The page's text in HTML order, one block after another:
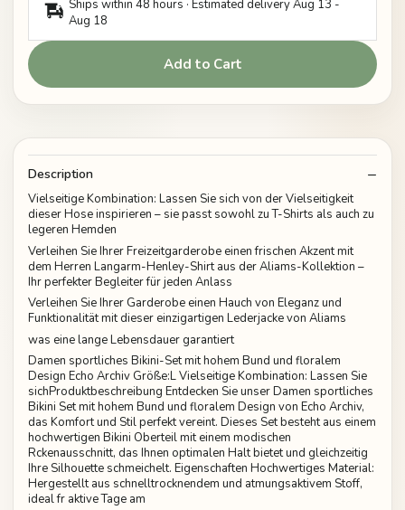
Ships within 48 hours · Estimated deliveryAug 13 -
Aug 18
Add to Cart
Description
Vielseitige Kombination: Lassen Sie sich von der Vielseitigkeit
dieser Hose inspirieren – sie passt sowohl zu T-Shirts als auch zu
legeren Hemden
Verleihen Sie Ihrer Freizeitgarderobe einen frischen Akzent mit
dem Herren Langarm-Henley-Shirt aus der Aliams-Kollektion –
Ihr perfekter Begleiter für jeden Anlass
Verleihen Sie Ihrer Garderobe einen Hauch von Eleganz und
Funktionalität mit dieser einzigartigen Lederjacke von Aliams
was eine lange Lebensdauer garantiert
Damen sportliches Bikini-Set mit hohem Bund und floralem
Design Echo Archiv Größe:L Vielseitige Kombination: Lassen Sie
sichProduktbeschreibung Entdecken Sie unser Damen sportliches
Bikini Set mit hohem Bund und floralem Design von Echo Archiv,
das Komfort und Stil perfekt vereint. Dieses Set besteht aus einem
hochwertigen Bikini Oberteil mit einem modischen
Rckenausschnitt, das Ihnen optimalen Halt bietet und gleichzeitig
Ihre Silhouette schmeichelt. Eigenschaften Hochwertiges Material:
Hergestellt aus schnelltrocknendem und atmungsaktivem Stoff,
ideal fr aktive Tage am